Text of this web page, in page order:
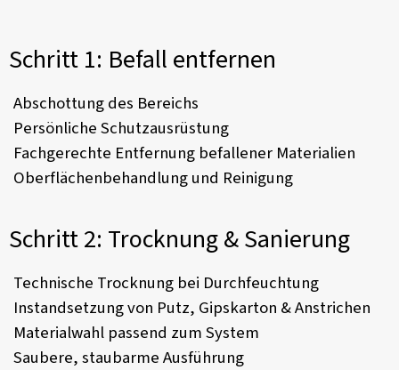
Schritt 1: Befall entfernen
Abschottung des Bereichs
Persönliche Schutzausrüstung
Fachgerechte Entfernung befallener Materialien
Oberflächenbehandlung und Reinigung
Schritt 2: Trocknung & Sanierung
Technische Trocknung bei Durchfeuchtung
Instandsetzung von Putz, Gipskarton & Anstrichen
Materialwahl passend zum System
Saubere, staubarme Ausführung